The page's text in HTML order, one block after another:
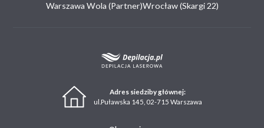
Warszawa Wola (Partner)Wrocław (Skargi 22)
Adres siedziby głównej:
ul.Puławska 145, 02-715 Warszawa